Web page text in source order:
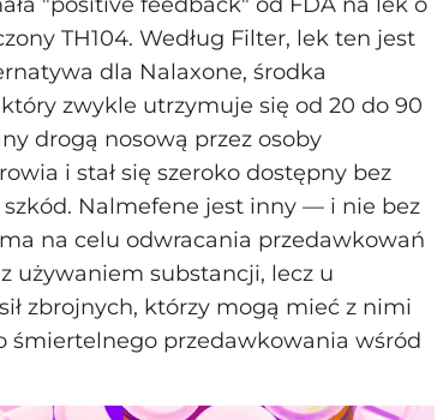
TH104. Według Filter, lek ten jest
dla Nalaxone, środka
zwykle utrzymuje się od 20 do 90
drogą nosową przez osoby
i stał się szeroko dostępny bez
Nalmefene jest inny — i nie bez
na celu odwracania przedawkowań
używaniem substancji, lecz u
zbrojnych, którzy mogą mieć z nimi
śmiertelnego przedawkowania wśród